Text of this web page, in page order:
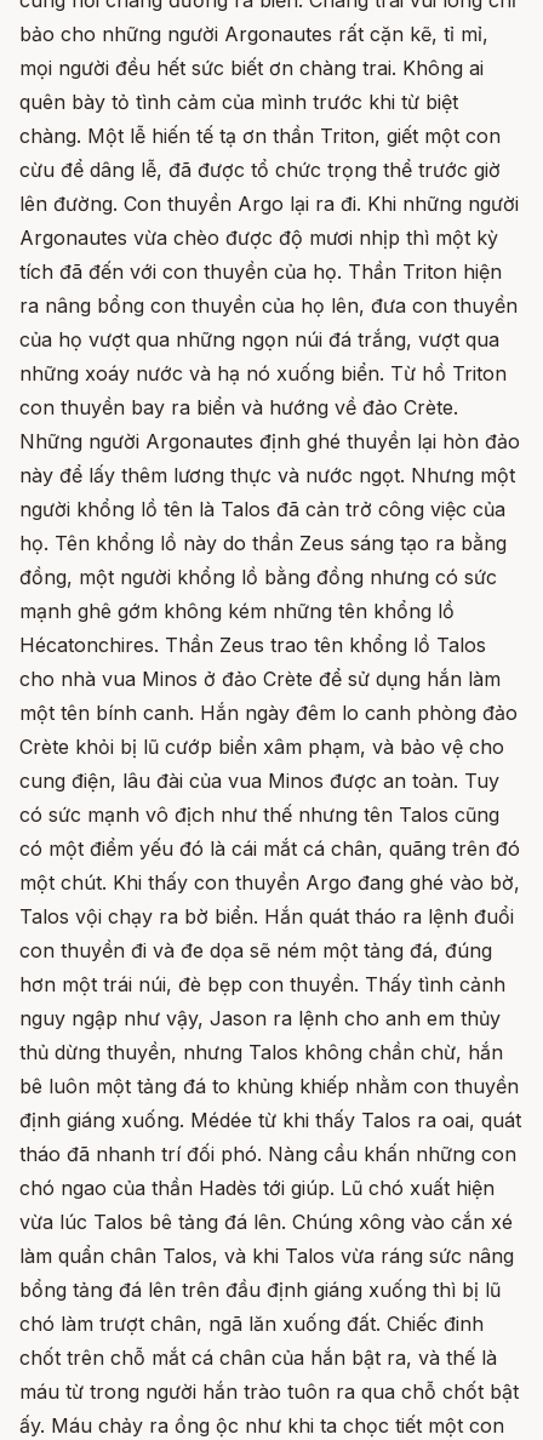
bảo cho những người Argonautes rất cặn kẽ, tỉ mỉ,
mọi người đều hết sức biết ơn chàng trai. Không ai
quên bày tỏ tình cảm của mình trước khi từ biệt
chàng. Một lễ hiến tế tạ ơn thần Triton, giết một con
cừu để dâng lễ, đã được tổ chức trọng thể trước giờ
lên đường. Con thuyền Argo lại ra đi. Khi những người
Argonautes vừa chèo được độ mươi nhịp thì một kỳ
tích đã đến với con thuyền của họ. Thần Triton hiện
ra nâng bổng con thuyền của họ lên, đưa con thuyền
của họ vượt qua những ngọn núi đá trắng, vượt qua
những xoáy nước và hạ nó xuống biển. Từ hồ Triton
con thuyền bay ra biển và hướng về đảo Crète.
Những người Argonautes định ghé thuyền lại hòn đảo
này để lấy thêm lương thực và nước ngọt. Nhưng một
người khổng lồ tên là Talos đã cản trở công việc của
họ. Tên khổng lồ này do thần Zeus sáng tạo ra bằng
đồng, một người khổng lồ bằng đồng nhưng có sức
mạnh ghê gớm không kém những tên khổng lồ
Hécatonchires. Thần Zeus trao tên khổng lồ Talos
cho nhà vua Minos ở đảo Crète để sử dụng hắn làm
một tên bính canh. Hắn ngày đêm lo canh phòng đảo
Crète khỏi bị lũ cướp biển xâm phạm, và bảo vệ cho
cung điện, lâu đài của vua Minos được an toàn. Tuy
có sức mạnh vô địch như thế nhưng tên Talos cũng
có một điểm yếu đó là cái mắt cá chân, quãng trên đó
một chút. Khi thấy con thuyền Argo đang ghé vào bờ,
Talos vội chạy ra bờ biển. Hắn quát tháo ra lệnh đuổi
con thuyền đi và đe dọa sẽ ném một tảng đá, đúng
hơn một trái núi, đè bẹp con thuyền. Thấy tình cảnh
nguy ngập như vậy, Jason ra lệnh cho anh em thủy
thủ dừng thuyền, nhưng Talos không chần chừ, hắn
bê luôn một tảng đá to khủng khiếp nhằm con thuyền
định giáng xuống. Médée từ khi thấy Talos ra oai, quát
tháo đã nhanh trí đối phó. Nàng cầu khấn những con
chó ngao của thần Hadès tới giúp. Lũ chó xuất hiện
vừa lúc Talos bê tảng đá lên. Chúng xông vào cắn xé
làm quẩn chân Talos, và khi Talos vừa ráng sức nâng
bổng tảng đá lên trên đầu định giáng xuống thì bị lũ
chó làm trượt chân, ngã lăn xuống đất. Chiếc đinh
chốt trên chỗ mắt cá chân của hắn bật ra, và thế là
máu từ trong người hắn trào tuôn ra qua chỗ chốt bật
ấy. Máu chảy ra ồng ộc như khi ta chọc tiết một con